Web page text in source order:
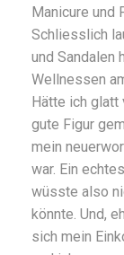
Manicure und
Schliesslich
und Sandalen
Wellnessen
Hätte ich glatt
gute Figur
mein
war. Ein
wüsste also
könnte. Und,
sich mein